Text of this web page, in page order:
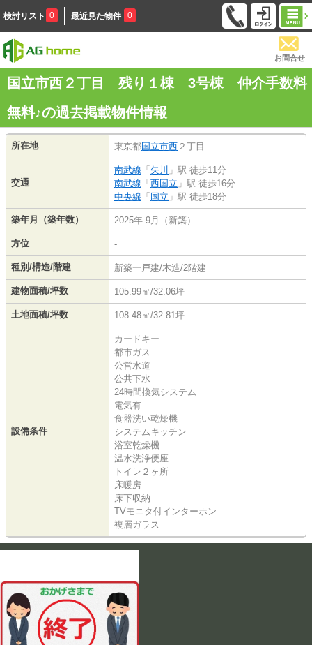
検討リスト 0 最近見た物件 0
お問合せ
国立市西２丁目 残り１棟 3号棟 仲介手数料
無料♪の過去掲載物件情報
所在地 東京都国立市西 ２丁目
交通
南武線 「 矢川 」駅 徒歩11分
南武線 「 西国立 」駅 徒歩16分
中央線 「 国立 」駅 徒歩18分
築年月（築年数） 2025年 9月（新築）
方位 -
種別/構造/階建 新築一戸建/木造/2階建
建物面積/坪数 105.99㎡/32.06坪
土地面積/坪数 108.48㎡/32.81坪
設備条件
カードキー
都市ガス
公営水道
公共下水
24時間換気システム
電気有
食器洗い乾燥機
システムキッチン
浴室乾燥機
温水洗浄便座
トイレ２ヶ所
床暖房
床下収納
TVモニタ付インターホン
複層ガラス